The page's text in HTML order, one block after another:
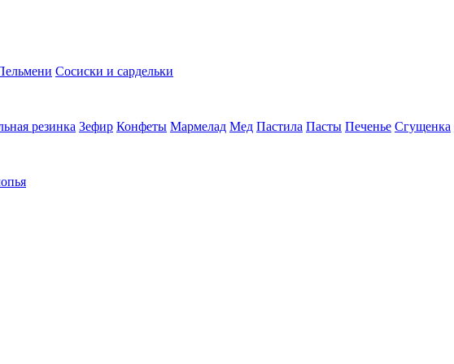
Сосиски и сардельки
резинка Зефир Конфеты Мармелад Мед Пастила Пасты Печенье Сгущенка